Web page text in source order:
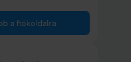
a fiókoldalra